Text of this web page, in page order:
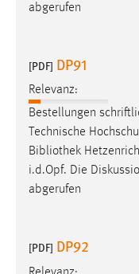
abgerufen
[PDF] DP91
Relevanz:
Bestellungen
Technische
Bibliothek
i.d.Opf. Die
abgerufen
[PDF] DP92
verwendet, um
Sie tun dies,
hinweg verfolgen.
Google Ads
Name:
_gcl_au
Google Ireland